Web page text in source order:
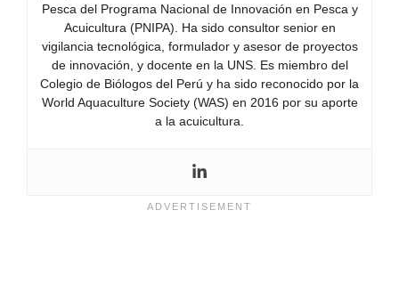
Pesca del Programa Nacional de Innovación en Pesca y
Acuicultura (PNIPA). Ha sido consultor senior en
vigilancia tecnológica, formulador y asesor de proyectos
de innovación, y docente en la UNS. Es miembro del
Colegio de Biólogos del Perú y ha sido reconocido por la
World Aquaculture Society (WAS) en 2016 por su aporte
a la acuicultura.